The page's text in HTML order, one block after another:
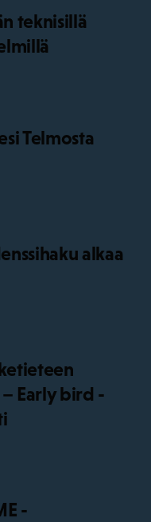
teknisillä
Telmosta
alkaa
Early bird -
-